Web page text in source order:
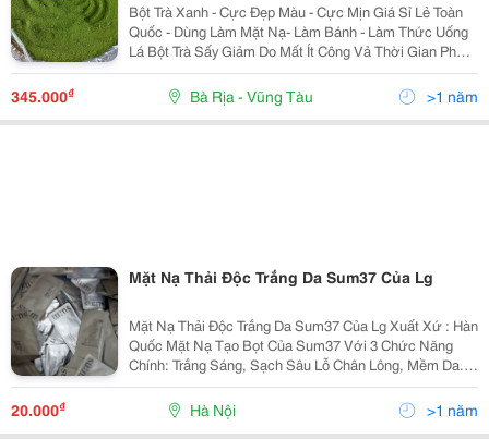
Bột Trà Xanh - Cực Đẹp Màu - Cực Mịn Giá Sỉ Lẻ Toàn
Quốc - Dùng Làm Mặt Nạ- Làm Bánh - Làm Thức Uống
Lá Bột Trà Sấy Giảm Do Mất Ít Công Vả Thời Gian Phơi
Nắng - Sản Lượng Cao Làm Nhanh Hơn - Màu Xanh
Đồng Nhất Hơn Trà Phơi Dưới Ánh Nắng - Cũng
345.000₫ Bà Rịa - Vũng Tàu >1 năm
Mặt Nạ Thải Độc Trắng Da Sum37 Của Lg
Mặt Nạ Thải Độc Trắng Da Sum37 Của Lg Xuất Xứ : Hàn
Quốc Mặt Nạ Tạo Bọt Của Sum37 Với 3 Chức Năng
Chính: Trắng Sáng, Sạch Sâu Lỗ Chân Lông, Mềm Da.
Loại Mặt Nạ Làm Sạch Tạo Bong Bóng Oxy Thấm Sâu
Vào Da Để Lấy Ra Các Chất Thải, Bã Nhờn, Độc Tố
Nằm Sâ
20.000₫ Hà Nội >1 năm